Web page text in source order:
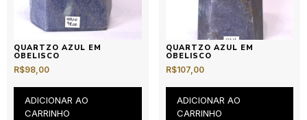
QUARTZO AZUL EM
OBELISCO
R$98,00
ADICIONAR AO
CARRINHO
QUARTZO AZUL EM
OBELISCO
R$107,00
ADICIONAR AO
CARRINHO